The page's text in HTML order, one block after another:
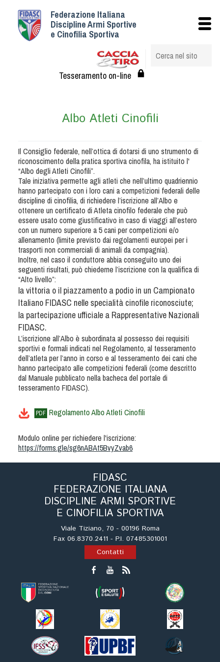
Federazione Italiana
Discipline Armi Sportive
e Cinofilia Sportiva
Tesseramento on-line
Albo Atleti Cinofili
Il Consiglio federale, nell’ottica di dotarsi di uno strumento di
riconoscimento della pratica sportiva cinofila, ha istituito l'
“Albo degli Atleti Cinofili”.
Tale iniziativa permette agli atleti che nell’ultimo quadriennio
hanno partecipato con i loro cani a competizioni federali delle
discipline di cinofilia, di richiedere l’iscrizione all’Albo e
ottenere un certificato di Atleta cinofilo federale che può
essere usato come giustificativo in caso di viaggi all’estero
con un numero superiore a 5 cani per competizioni e/o
allenamento (limite previsto dai regolamenti europei per i
trasporti non commerciali di animali da compagnia).
Inoltre, nel caso il conduttore abbia conseguito uno dei
seguenti risultati, può chiederne l’iscrizione con la qualifica di
“Alto livello”:
la vittoria o il piazzamento a podio in un Campionato
Italiano FIDASC nelle specialità cinofile riconosciute;
la partecipazione ufficiale a Rappresentative Nazionali
FIDASC.
L’iscrizione all’Albo è subordinata al possesso dei requisiti
sportivi e formali indicati nel Regolamento, al tesseramento
dell’atleta per l’anno in corso e al tesseramento dei cani che
hanno partecipato alle competizioni federali (come descritto
dal Manuale pubblicato nella bacheca del portale di
tesseramento FIDASC).
PDF Regolamento Albo Atleti Cinofili
Modulo online per richiedere l'iscrizione:
https://forms.gle/sg6nABAt5BvyZvab6
FIDASC
FEDERAZIONE ITALIANA
DISCIPLINE ARMI SPORTIVE
E CINOFILIA SPORTIVA
Viale Tiziano, 70 - 00196 Roma
Fax 06.8370.2411 - P.I. 07485301001
Contatti
Istituzionale
Struttura
Albo Veterinari federali
Statuto e Regolamenti
Federazione Trasparente
Assicurazione
Convenzioni
Società
Tesserati
Albo Fornitori
Referenti e gruppi di lavoro regionali
Scuole Federali
Tecnici
Formazione
Calendario Manifestazioni
Modelli e moduli
Albo Atleti Cinofili
Guida Locandine Ufficiali
Tiro a Palla
Tiro con l'arco da caccia
Field Target
Paintball
Softair
Cinofilia Sportiva
Agility
DiscDog
Dog Balance
Dog Trail